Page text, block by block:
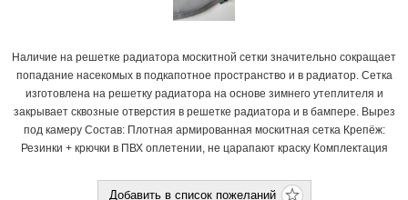
Наличие на решетке радиатора москитной сетки значительно сокращает
попадание насекомых в подкапотное пространство и в радиатор. Сетка
изготовлена на решетку радиатора на основе зимнего утеплителя и
закрывает сквозные отверстия в решетке радиатора и в бампере. Вырез
под камеру Состав: Плотная армированная москитная сетка Крепёж:
Резинки + крючки в ПВХ оплетении, не царапают краску Комплектация